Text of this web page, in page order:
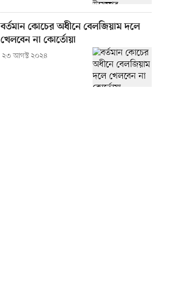
বর্তমান কোচের অধীনে বেলজিয়াম দলে
খেলবেন না কোর্তোয়া
২৩ আগস্ট ২০২৪